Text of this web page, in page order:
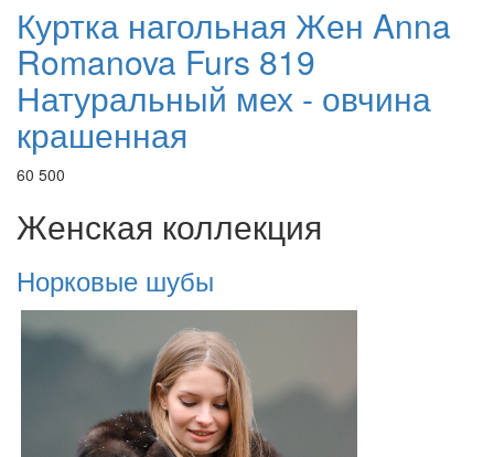
Куртка нагольная Жен Anna
Romanova Furs 819
Натуральный мех - овчина
крашенная
60 500
Женская коллекция
Норковые шубы